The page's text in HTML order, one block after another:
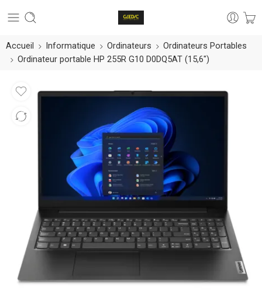
Accueil Informatique Ordinateurs
Ordinateurs Portables
Ordinateur portable HP 255R G10 D0DQ5AT (15,6″)